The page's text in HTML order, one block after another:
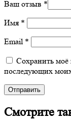
Ваш отзыв *
Имя *
Email *
Сохранить моё
последующих
Смотрите